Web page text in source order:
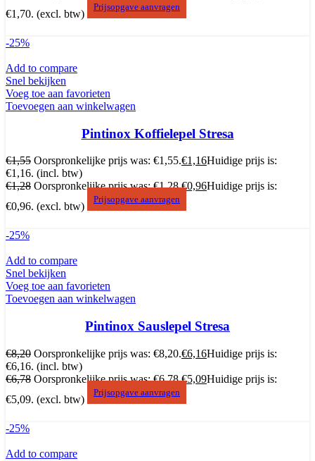
€1,70. (excl. btw)
Prijsopgave aanvragen
-25%
Add to compare
Snel bekijken
Voeg toe aan favorieten
Toevoegen aan winkelwagen
Pintinox Koffielepel Stresa
€1,55 Oorspronkelijke prijs was: €1,55.€1,16Huidige prijs is:
€1,16. (incl. btw)
€1,28 Oorspronkelijke prijs was: €1,28.€0,96Huidige prijs is:
€0,96. (excl. btw)
Prijsopgave aanvragen
-25%
Add to compare
Snel bekijken
Voeg toe aan favorieten
Toevoegen aan winkelwagen
Pintinox Sauslepel Stresa
€8,20 Oorspronkelijke prijs was: €8,20.€6,16Huidige prijs is:
€6,16. (incl. btw)
€6,78 Oorspronkelijke prijs was: €6,78.€5,09Huidige prijs is:
€5,09. (excl. btw)
Prijsopgave aanvragen
-25%
Add to compare